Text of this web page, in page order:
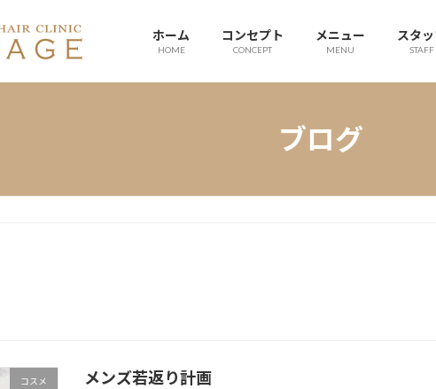
ホーム
HOME
コンセプト
CONCEPT
メニュー
MENU
スタ
STAFF
ブログ
コスメ メンズ若返り計画